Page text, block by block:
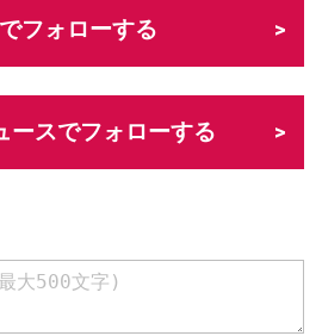
フォローする
ースでフォローする